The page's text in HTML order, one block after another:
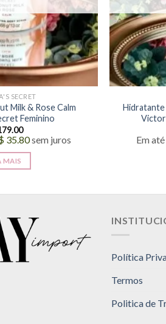
SECRET
Milk & Rose Calm
Feminino
35.80sem juros
MAIS
Hidratante
Em
Política
Termos
Politica de